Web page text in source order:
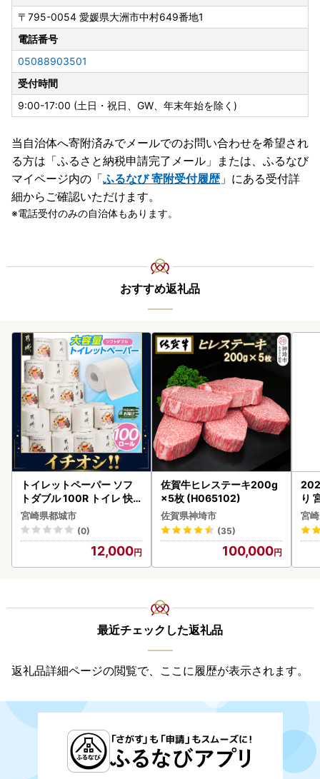
〒795-0054 愛媛県大洲市中村649番地1
電話番号
05088903501
受付時間
9:00-17:00 (土日・祝日、GW、年末年始を除く)
当自治体へ寄附済みでメールでのお問い合わせを希望され
る方は「ふるさと納税申請完了メール」 または、ふるなび
マイページ内の「ふるなび 寄附受付履歴」にある受付詳
細からご確認いただけます。
電話受付のみの自治体もあります。
おすすめ返礼品
トイレットペーパー ソフ
トダブル 100R トイレ 快
速〔12-I5-TP100-R〕
宮崎県都城市
(0)
12,000
佐賀牛ヒレステーキ200g
×5枚 (H065102)
佐賀県神埼市
(35)
100,000
り
宮
最近チェックした返礼品
返礼品詳細ページの閲覧で、ここに履歴が表示されます。